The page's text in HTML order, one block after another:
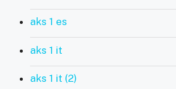
aks 1 es
aks 1 it
aks 1 it (2)